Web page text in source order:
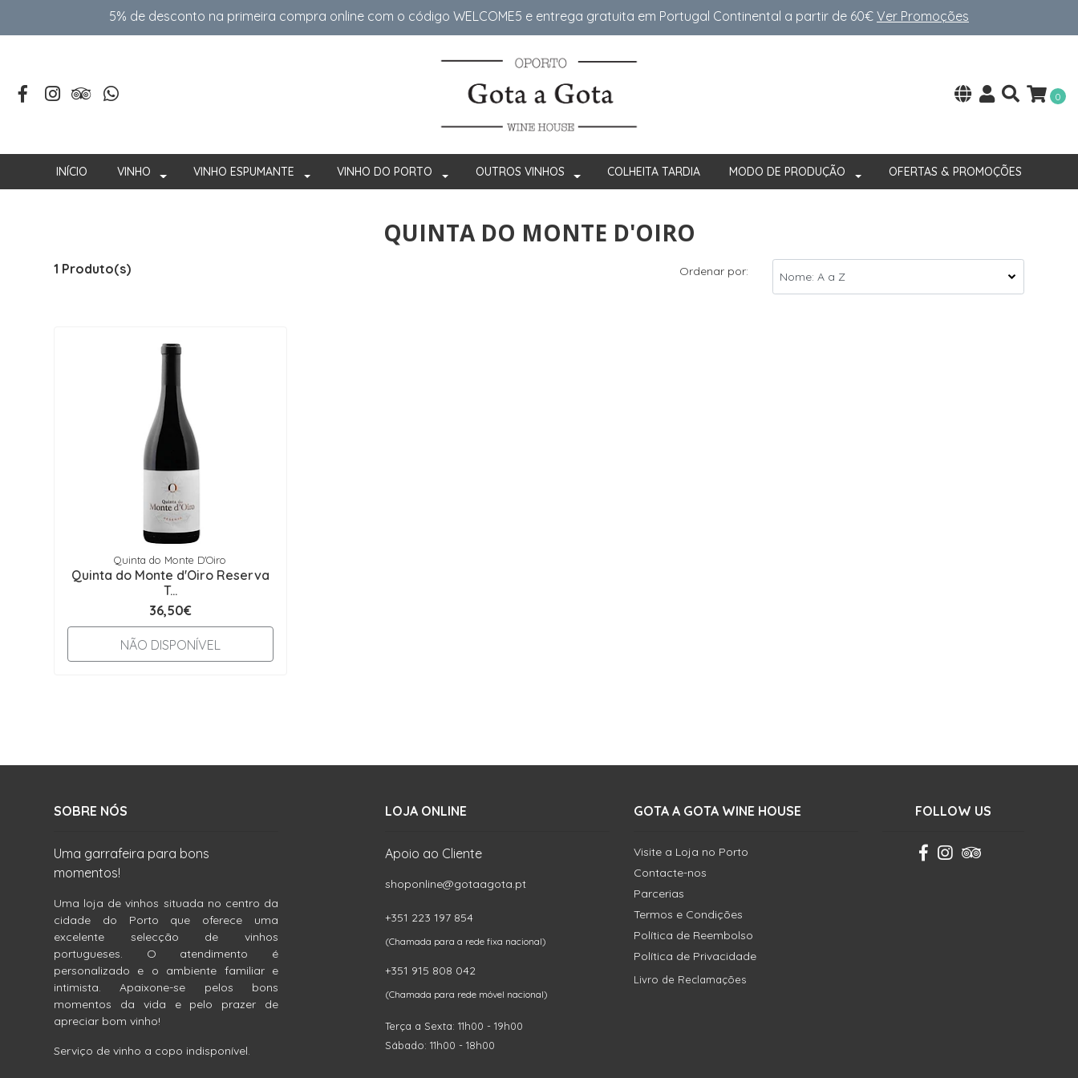
5% de desconto na primeira compra online com o código WELCOME5 e entrega gratuita em Portugal Continental a partir de 60€ Ver Promoções
0
INÍCIO VINHO VINHO ESPUMANTE VINHO DO PORTO OUTROS VINHOS COLHEITA TARDIA MODO DE PRODUÇÃO OFERTAS & PROMOÇÕES
QUINTA DO MONTE D'OIRO
1 Produto(s) Ordenar por:
Quinta do Monte D'Oiro
Quinta do Monte d'Oiro Reserva
T...
36,50€
NÃO DISPONÍVEL
SOBRE NÓS
Uma garrafeira para bons
momentos!
Uma loja de vinhos situada no centro da
cidade do Porto que oferece uma
excelente selecção de vinhos
portugueses. O atendimento é
personalizado e o ambiente familiar e
intimista. Apaixone-se pelos bons
momentos da vida e pelo prazer de
apreciar bom vinho!
Serviço de vinho a copo indisponível.
LOJA ONLINE
Apoio ao Cliente
shoponline@gotaagota.pt
+351 223 197 854
(Chamada para a rede fixa nacional)
+351 915 808 042
(Chamada para rede móvel nacional)
Terça a Sexta: 11h00 - 19h00
Sábado: 11h00 - 18h00
GOTA A GOTA WINE HOUSE
Visite a Loja no Porto
Contacte-nos
Parcerias
Termos e Condições
Política de Reembolso
Política de Privacidade
Livro de Reclamações
FOLLOW US